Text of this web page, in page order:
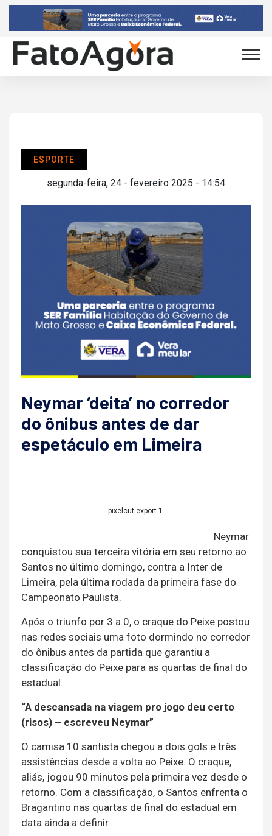
ESPORTE
segunda-feira, 24 - fevereiro 2025 - 14:54
Neymar ‘deita’ no corredor
do ônibus antes de dar
espetáculo em Limeira
pixelcut-export-1-
Neymar
conquistou sua terceira vitória em seu retorno ao
Santos no último domingo, contra a Inter de
Limeira, pela última rodada da primeira fase do
Campeonato Paulista.
Após o triunfo por 3 a 0, o craque do Peixe postou
nas redes sociais uma foto dormindo no corredor
do ônibus antes da partida que garantiu a
classificação do Peixe para as quartas de final do
estadual.
“A descansada na viagem pro jogo deu certo
(risos) – escreveu Neymar”
O camisa 10 santista chegou a dois gols e três
assistências desde a volta ao Peixe. O craque,
aliás, jogou 90 minutos pela primeira vez desde o
retorno. Com a classificação, o Santos enfrenta o
Bragantino nas quartas de final do estadual em
data ainda a definir.